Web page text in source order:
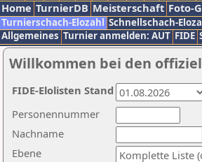
Home TurnierDB Meisterschaft Foto-
Turnierschach-Elozahl Schnellschach-
Allgemeines Turnier anmelden: AUT FIDE
Willkommen bei den
Nachname
Ebene
Personennummer
FIDE-Elolisten Stand